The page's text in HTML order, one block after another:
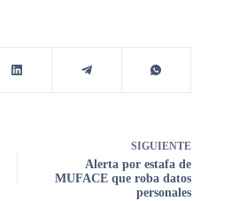
SIGUIENTE
Alerta por estafa de
MUFACE que roba datos
personales